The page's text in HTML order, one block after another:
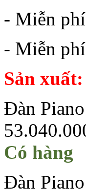
- Miễn
- Miễn
Sản
Đàn
Có hàng
Đàn